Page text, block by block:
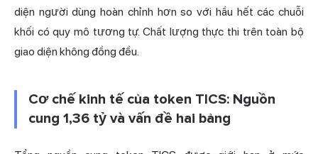
diện người dùng hoàn chỉnh hơn so với hầu hết các chuỗi
khối có quy mô tương tự. Chất lượng thực thi trên toàn bộ
giao diện không đồng đều.
Cơ chế kinh tế của token TICS: Nguồn
cung 1,36 tỷ và vấn đề hai bảng